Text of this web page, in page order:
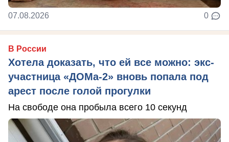
07.08.2026 0
В России
Хотела доказать, что ей все можно: экс-
участница «ДОМа-2» вновь попала под
арест после голой прогулки
На свободе она пробыла всего 10 секунд